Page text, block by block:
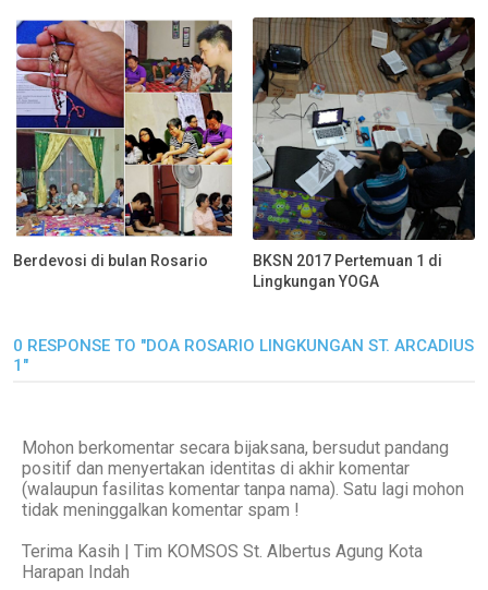
Berdevosi di bulan Rosario
BKSN 2017 Pertemuan 1 di
Lingkungan YOGA
0 RESPONSE TO "DOA ROSARIO LINGKUNGAN ST. ARCADIUS
1"
Mohon berkomentar secara bijaksana, bersudut pandang
positif dan menyertakan identitas di akhir komentar
(walaupun fasilitas komentar tanpa nama). Satu lagi mohon
tidak meninggalkan komentar spam !
Terima Kasih | Tim KOMSOS St. Albertus Agung Kota
Harapan Indah